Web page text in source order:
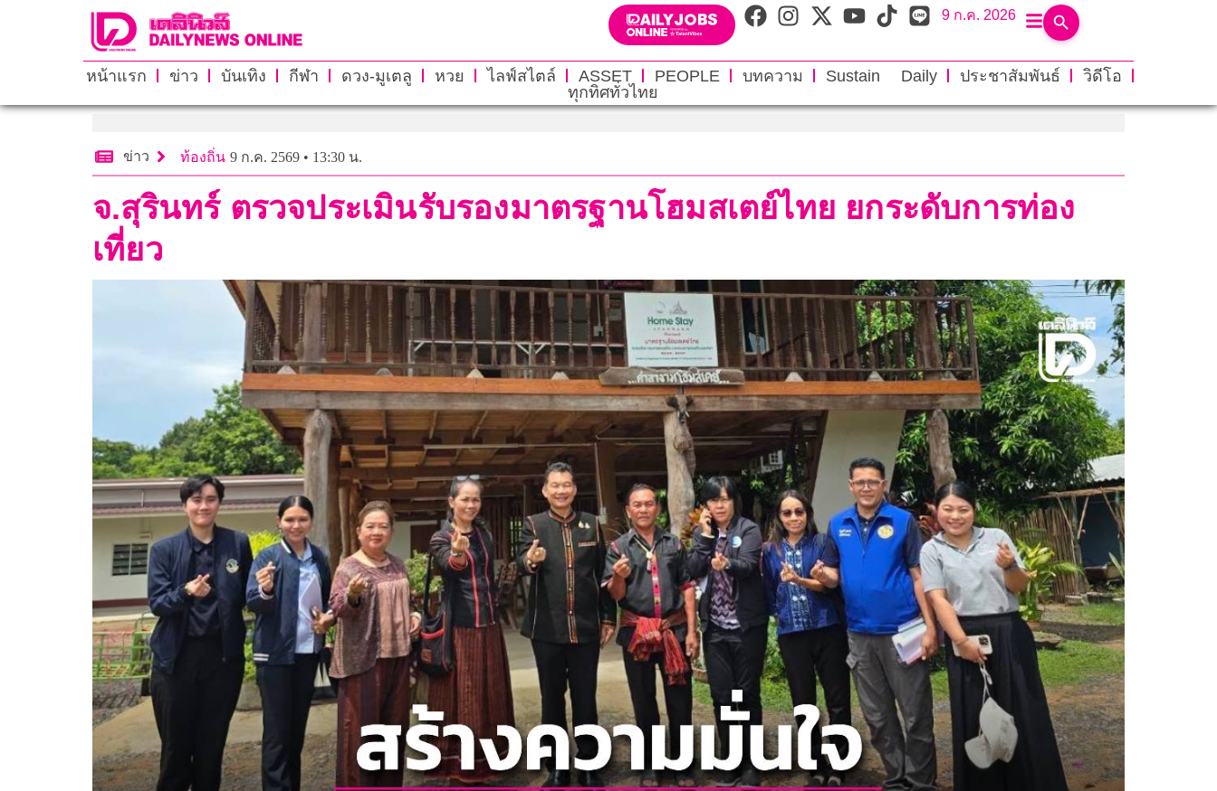
9 ก.ค. 2026
หน้าแรก ข่าว บันเทิง กีฬา ดวง-มูเตลู หวย ไลฟ์สไตล์ ASSET PEOPLE บทความ Sustain Daily ประชาสัมพันธ์
วิดีโอ
ทุกทิศทั่วไทย
ข่าว ท้องถิ่น 9 ก.ค. 2569 • 13:30 น.
จ.สุรินทร์ ตรวจประเมินรับรองมาตรฐานโฮมสเตย์ไทย ยกระดับการท่อง
เที่ยว